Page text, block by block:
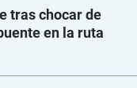
tras chocar de
en la ruta